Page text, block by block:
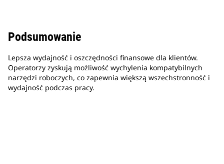
Podsumowanie
Lepsza wydajność i oszczędności finansowe dla klientów.
Operatorzy zyskują możliwość wychylenia kompatybilnych
narzędzi roboczych, co zapewnia większą wszechstronność i
wydajność podczas pracy.